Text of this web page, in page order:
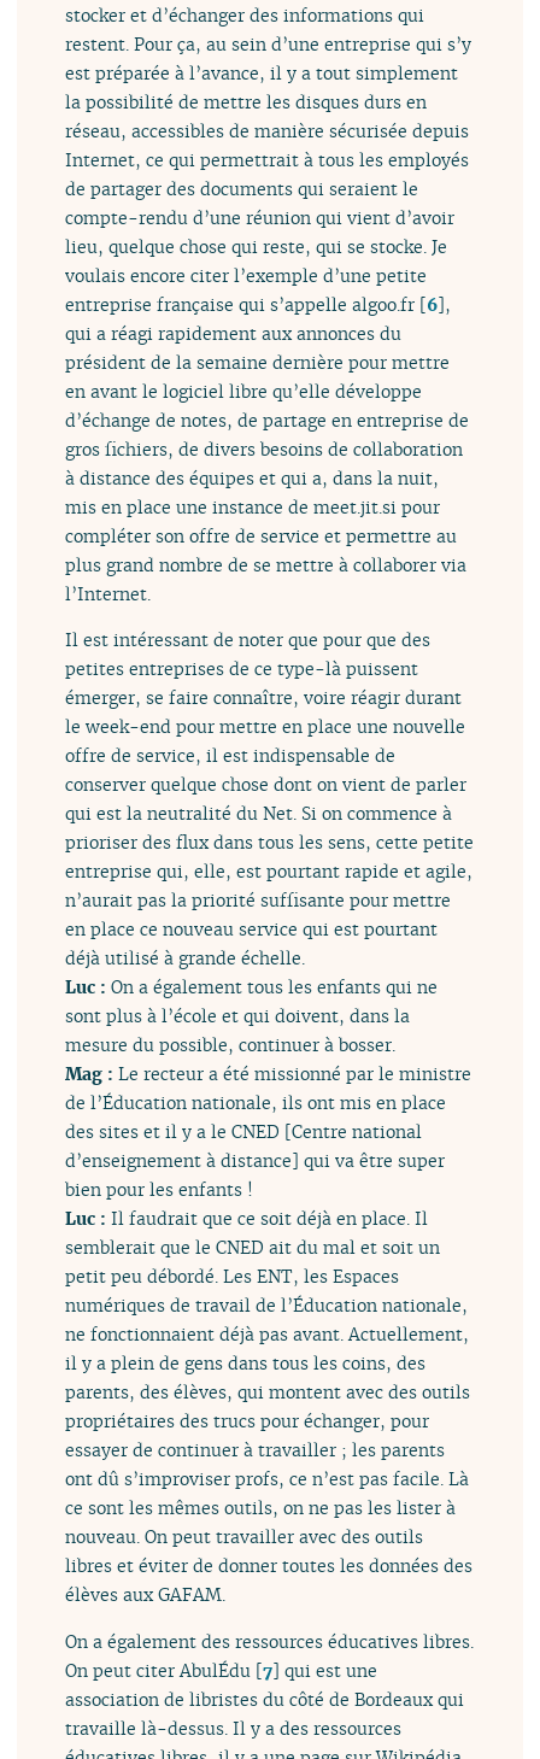
stocker et d’échanger des informations qui
restent. Pour ça, au sein d’une entreprise qui s’y
est préparée à l’avance, il y a tout simplement
la possibilité de mettre les disques durs en
réseau, accessibles de manière sécurisée depuis
Internet, ce qui permettrait à tous les employés
de partager des documents qui seraient le
compte-rendu d’une réunion qui vient d’avoir
lieu, quelque chose qui reste, qui se stocke. Je
voulais encore citer l’exemple d’une petite
entreprise française qui s’appelle algoo.fr [6],
qui a réagi rapidement aux annonces du
président de la semaine dernière pour mettre
en avant le logiciel libre qu’elle développe
d’échange de notes, de partage en entreprise de
gros fichiers, de divers besoins de collaboration
à distance des équipes et qui a, dans la nuit,
mis en place une instance de meet.jit.si pour
compléter son offre de service et permettre au
plus grand nombre de se mettre à collaborer via
l’Internet.
Il est intéressant de noter que pour que des
petites entreprises de ce type-là puissent
émerger, se faire connaître, voire réagir durant
le week-end pour mettre en place une nouvelle
offre de service, il est indispensable de
conserver quelque chose dont on vient de parler
qui est la neutralité du Net. Si on commence à
prioriser des flux dans tous les sens, cette petite
entreprise qui, elle, est pourtant rapide et agile,
n’aurait pas la priorité suffisante pour mettre
en place ce nouveau service qui est pourtant
déjà utilisé à grande échelle.
Luc :On a également tous les enfants qui ne
sont plus à l’école et qui doivent, dans la
mesure du possible, continuer à bosser.
Mag :Le recteur a été missionné par le ministre
de l’Éducation nationale, ils ont mis en place
des sites et il y a le CNED [Centre national
d’enseignement à distance] qui va être super
bien pour les enfants !
Luc :Il faudrait que ce soit déjà en place. Il
semblerait que le CNED ait du mal et soit un
petit peu débordé. Les ENT, les Espaces
numériques de travail de l’Éducation nationale,
ne fonctionnaient déjà pas avant. Actuellement,
il y a plein de gens dans tous les coins, des
parents, des élèves, qui montent avec des outils
propriétaires des trucs pour échanger, pour
essayer de continuer à travailler ; les parents
ont dû s’improviser profs, ce n’est pas facile. Là
ce sont les mêmes outils, on ne pas les lister à
nouveau. On peut travailler avec des outils
libres et éviter de donner toutes les données des
élèves aux GAFAM.
On a également des ressources éducatives libres.
On peut citer AbulÉdu [7] qui est une
association de libristes du côté de Bordeaux qui
travaille là-dessus. Il y a des ressources